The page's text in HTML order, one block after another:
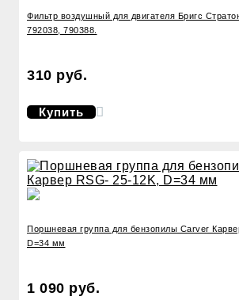
Фильтр воздушный для двигателя Бригс
792038, 790388.
310 руб.
Купить
Поршневая группа для бензопилы Carver
D=34 мм
1 090 руб.